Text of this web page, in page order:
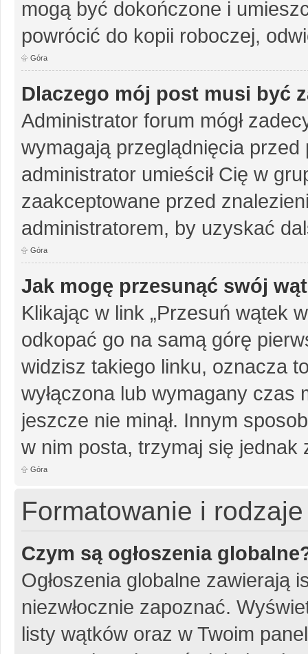
mogą być dokończone i
powrócić do kopii roboczej,
Góra
Dlaczego mój post musi być
Administrator forum mógł
wymagają przeglądnięcia
administrator umieścił Cię w
zaakceptowane przed
administratorem, by uzyskać
Góra
Jak mogę przesunąć swój
Klikając w link „Przesuń wątek
odkopać go na samą górę
widzisz takiego linku, oznacza
wyłączona lub wymagany
jeszcze nie minął. Innym
w nim posta, trzymaj się jednak
Góra
Formatowanie i
Czym są ogłoszenia
Ogłoszenia globalne zawierają
niezwłocznie zapoznać.
listy wątków oraz w Twoim